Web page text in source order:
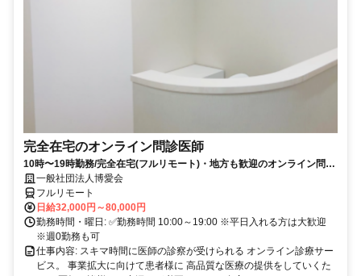
完全在宅のオンライン問診医師
10時〜19時勤務/完全在宅(フルリモート)・地方も歓迎のオンライン問診
業務一般社団法人博愛会
フルリモート
日給32,000円～80,000円
勤務時間・曜日: ✅勤務時間 10:00～19:00 ※平日入れる方は大歓迎
※週0勤務も可
仕事内容: スキマ時間に医師の診察が受けられる オンライン診療サー
ビス。 事業拡大に向けて患者様に 高品質な医療の提供をしていくた